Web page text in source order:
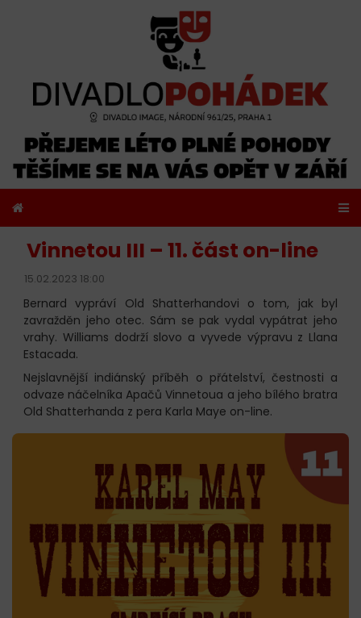
Vinnetou III – 11. část on-line
15.02.2023 18:00
Bernard vypráví Old Shatterhandovi o tom, jak byl
zavražděn jeho otec. Sám se pak vydal vypátrat jeho
vrahy. Williams dodrží slovo a vyvede výpravu z Llana
Estacada.
Nejslavnější indiánský příběh o přátelství, čestnosti a
odvaze náčelníka Apačů Vinnetoua a jeho bílého bratra
Old Shatterhanda z pera Karla Maye on-line.